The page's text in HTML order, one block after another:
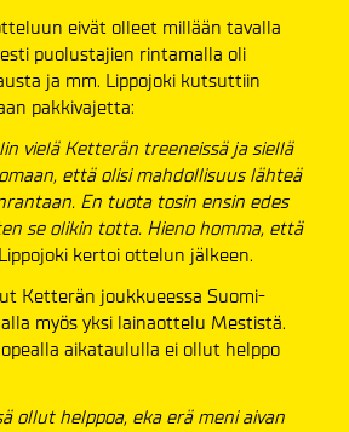
eivät olleet millään tavalla
puolustajien rintamalla oli
ja mm. Lippojoki kutsuttiin
pakkivajetta:
vielä Ketterän treeneissä ja siellä
että olisi mahdollisuus lähteä
En tuota tosin ensin edes
se olikin totta. Hieno homma, että
Lippojoki kertoi ottelun jälkeen.
Ketterän joukkueessa Suomi-
myös yksi lainaottelu Mestistä.
aikataululla ei ollut helppo
ollut helppoa, eka erä meni aivan